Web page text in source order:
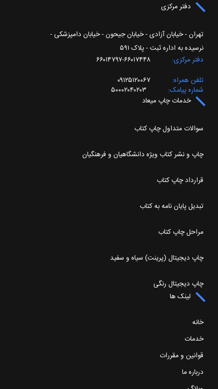
دفتر مرکزی
تهران - خیابان آزادی - خیابان جیحون - خیابان دامپزشکی -
نرسیده به اداره ثبت - پلاک ۵۹۱
دفتر مرکزی
۶۶۰۱۷۴۴۸-۶۶۰۱۴۷۹۷
تلفن همراه
۰۹۱۲۵۱۲۰۰۶۷
شماره پیامک
۵۰۰۰۲۰۴۰۲۰۳
خدمات چاپ میعاد
سوالات متداول چاپ کتاب
چاپ و نشر کتاب ویژه دانشگاهیان و فرهنگیان
قرارداد چاپ کتاب
تبدیل پایان نامه به کتاب
مراحل چاپ کتاب
چاپ دیجیتال (پرینت) سیاه و سفید
چاپ دیجیتال رنگی
لینک ها
خانه
خدمات
قوانین و مقررات
درباره ما